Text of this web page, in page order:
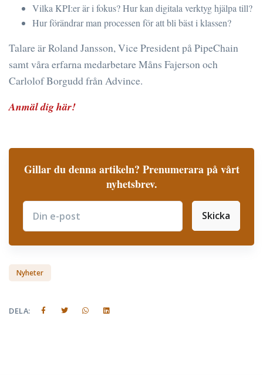
Vilka KPI:er är i fokus? Hur kan digitala verktyg hjälpa till?
Hur förändrar man processen för att bli bäst i klassen?
Talare är Roland Jansson, Vice President på PipeChain
samt våra erfarna medarbetare Måns Fajerson och
Carlolof Borgudd från Advince.
Anmäl dig här!
Gillar du denna artikeln? Prenumerara på vårt
nyhetsbrev.
Subscribe
Skicka
Nyheter
DELA: